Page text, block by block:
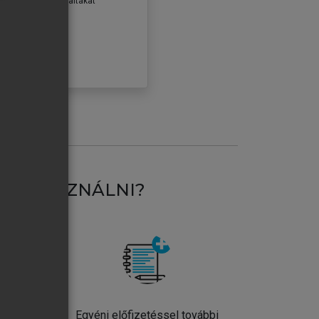
HASZNÁLNI?
Egyéni előfizetéssel további